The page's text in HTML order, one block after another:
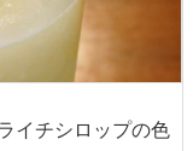
イチシロップの色